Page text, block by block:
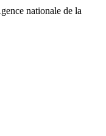
nationale de la